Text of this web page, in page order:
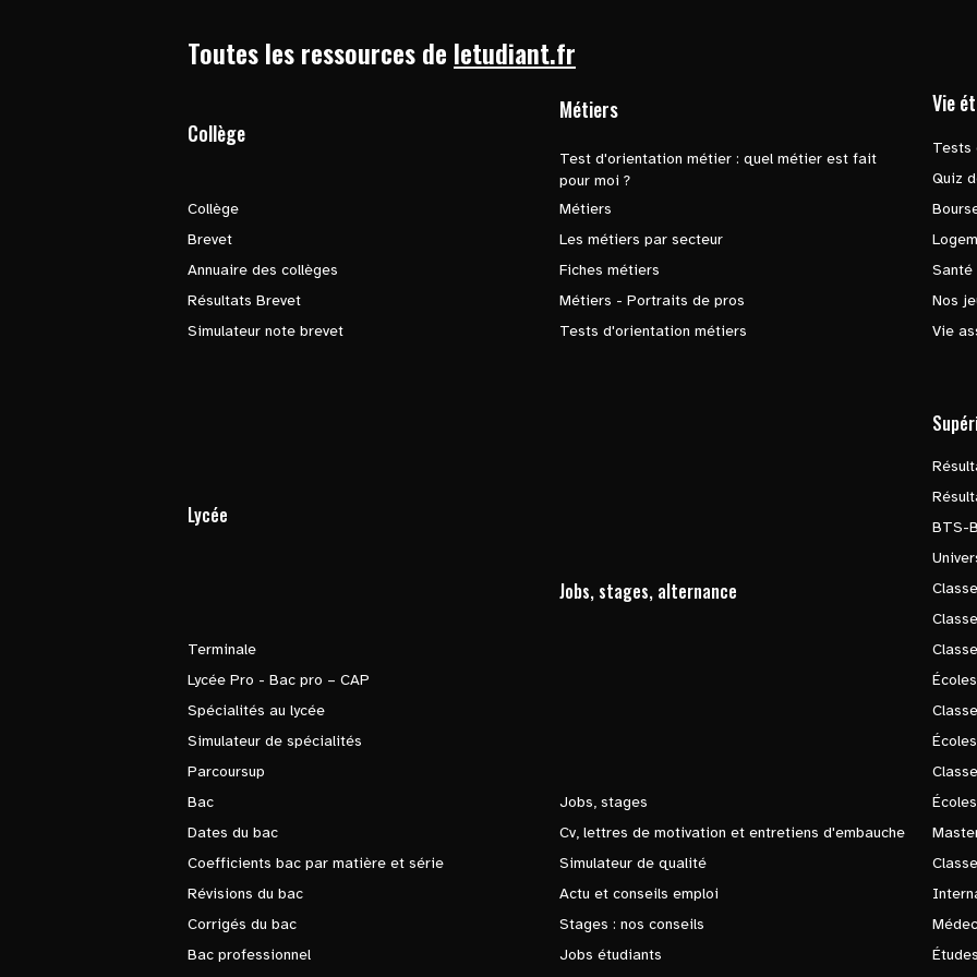
Toutes les ressources de letudiant.fr
Collège
Collège
Brevet
Annuaire des collèges
Résultats Brevet
Simulateur note brevet
Métiers
Test d'orientation métier : quel métier est fait
pour moi ?
Métiers
Les métiers par secteur
Fiches métiers
Métiers - Portraits de pros
Tests d'orientation métiers
Vie
Tests
Quiz
Santé
Nos
Vie
Lycée
Terminale
Lycée Pro - Bac pro – CAP
Spécialités au lycée
Simulateur de spécialités
Parcoursup
Bac
Dates du bac
Coefficients bac par matière et série
Révisions du bac
Corrigés du bac
Bac professionnel
Jobs, stages, alternance
Jobs, stages
Cv, lettres de motivation et entretiens d'embauche
Simulateur de qualité
Actu et conseils emploi
Stages : nos conseils
Jobs étudiants
BTS-